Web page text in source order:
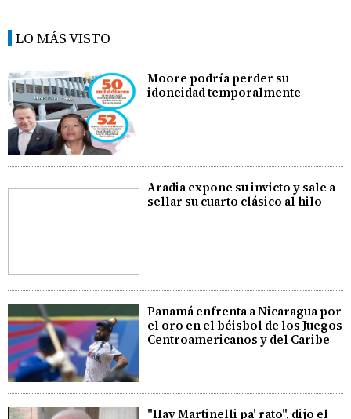
LO MÁS VISTO
Moore podría perder su
idoneidad temporalmente
Aradia expone su invicto y sale a
sellar su cuarto clásico al hilo
Panamá enfrenta a Nicaragua por
el oro en el béisbol de los Juegos
Centroamericanos y del Caribe
"Hay Martinelli pa' rato", dijo el